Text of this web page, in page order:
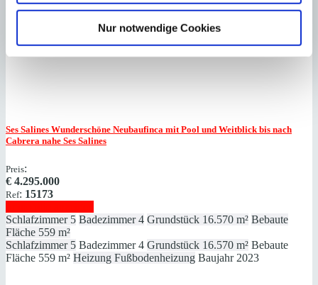
Nur notwendige Cookies
Fläche 652 m²
Badezimmer 3 Grundstück 15.500 m²
Ses Salines Wunderschöne Neubaufinca mit Pool und Weitblick bis nach
Cabrera nahe Ses Salines
Preis:
€ 4.295.000
Ref: 15173
Schlafzimmer 5 Badezimmer 4 Grundstück 16.570 m² Bebaute
Fläche 559 m²
Schlafzimmer 5 Badezimmer 4 Grundstück 16.570 m² Bebaute
Fläche 559 m² Heizung Fußbodenheizung Baujahr 2023